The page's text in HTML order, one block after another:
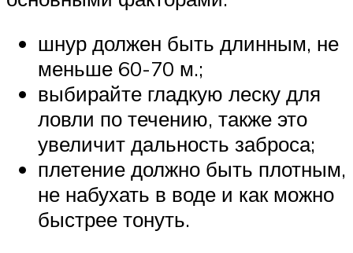
шнур должен быть длинным, не
меньше 60-70 м.;
выбирайте гладкую леску для
ловли по течению, также это
увеличит дальность заброса;
плетение должно быть плотным,
не набухать в воде и как можно
быстрее тонуть.